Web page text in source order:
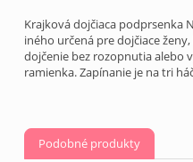
Krajková dojčiaca podprsenka
iného určená pre dojčiace
dojčenie bez rozopnutia alebo
ramienka. Zapínanie je na tri
Podobné produkty